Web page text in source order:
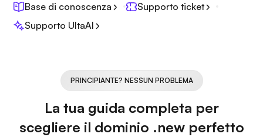
Base di conoscenza
Supporto ticket
Supporto UltaAI
PRINCIPIANTE? NESSUN PROBLEMA
La tua guida completa per
scegliere il dominio .new perfetto